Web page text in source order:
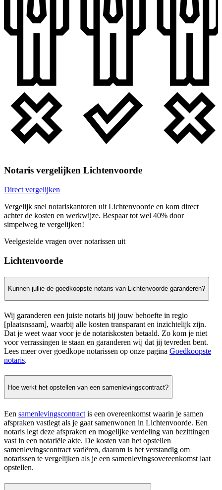
Notaris vergelijken Lichtenvoorde
Direct vergelijken
Vergelijk snel notariskantoren uit Lichtenvoorde en kom direct
achter de kosten en werkwijze. Bespaar tot wel 40% door
simpelweg te vergelijken!
Veelgestelde vragen over notarissen uit
Lichtenvoorde
Kunnen jullie de goedkoopste notaris van Lichtenvoorde garanderen?
Wij garanderen een juiste notaris bij jouw behoefte in regio
[plaatsnsaam], waarbij alle kosten transparant en inzichtelijk zijn.
Dat je weet waar voor je de notariskosten betaald. Zo kom je niet
voor verrassingen te staan en garanderen wij dat jij tevreden bent.
Lees meer over goedkope notarissen op onze pagina Goedkoopste
notaris.
Hoe werkt het opstellen van een samenlevingscontract?
Een samenlevingscontract is een overeenkomst waarin je samen
afspraken vastlegt als je gaat samenwonen in Lichtenvoorde. Een
notaris legt deze afspraken en mogelijke verdeling van bezittingen
vast in een notariële akte. De kosten van het opstellen
samenlevingscontract variëren, daarom is het verstandig om
notarissen te vergelijken als je een samenlevingsovereenkomst laat
opstellen.